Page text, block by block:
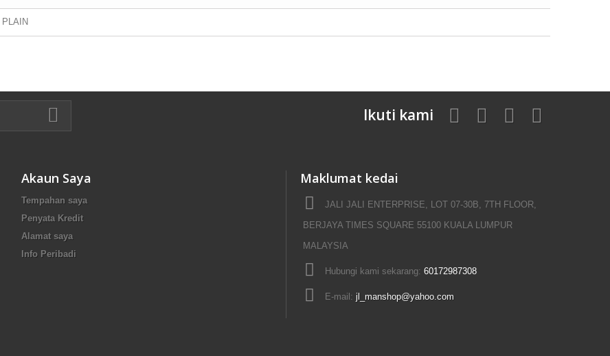
PLAIN
Ikuti kami
Akaun Saya
Tempahan saya
Penyata Kredit
Alamat saya
Info Peribadi
Maklumat kedai
JALI JALI ENTERPRISE, LOT 07-30B, 7TH FLOOR,
BERJAYA TIMES SQUARE 55100 KUALA LUMPUR
MALAYSIA
Hubungi kami sekarang: 60172987308
E-mail: jl_manshop@yahoo.com